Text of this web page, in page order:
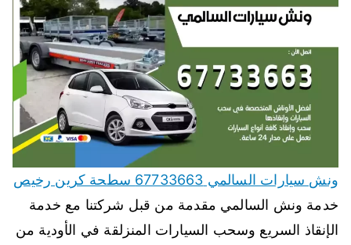
ونش سيارات السالمي 67733663 سطحة كرين رخيص
خدمة ونش السالمي مقدمة من قبل شركتنا مع خدمة
الإنقاذ السريع وسحب السيارات المنزلقة في الأودية من